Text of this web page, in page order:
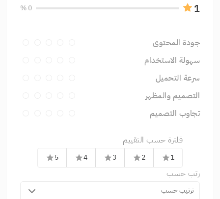
1
0 %
جودة المحتوى
سهولة الاستخدام
سرعة التحميل
التصميم والمظهر
تجاوب التصميم
فلترة حسب التقييم
1
star
2
star
3
star
4
star
5
star
رتب حسب
ترتيب حسب